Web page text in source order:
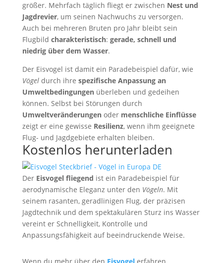
größer. Mehrfach täglich fliegt er zwischen Nest und
Jagdrevier, um seinen Nachwuchs zu versorgen.
Auch bei mehreren Bruten pro Jahr bleibt sein
Flugbild charakteristisch: gerade, schnell und
niedrig über dem Wasser.
Der Eisvogel ist damit ein Paradebeispiel dafür, wie
Vögeldurch ihre spezifische Anpassung an
Umweltbedingungenüberleben und gedeihen
können. Selbst bei Störungen durch
Umweltveränderungenoder menschliche Einflüsse
zeigt er eine gewisse Resilienz, wenn ihm geeignete
Flug- und Jagdgebiete erhalten bleiben.
Kostenlos herunterladen
Der Eisvogel fliegend ist ein Paradebeispiel für
aerodynamische Eleganz unter den Vögeln. Mit
seinem rasanten, geradlinigen Flug, der präzisen
Jagdtechnik und dem spektakulären Sturz ins Wasser
vereint er Schnelligkeit, Kontrolle und
Anpassungsfähigkeit auf beeindruckende Weise.